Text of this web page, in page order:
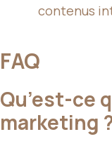
contenus
FAQ
Qu’est-ce
marketing